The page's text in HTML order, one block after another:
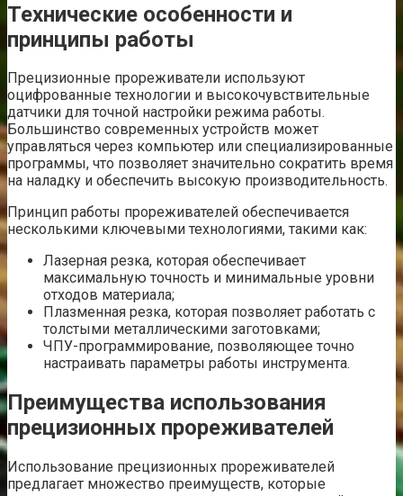
Технические особенности и
принципы работы
Прецизионные прореживатели используют
оцифрованные технологии и высокочувствительные
датчики для точной настройки режима работы.
Большинство современных устройств может
управляться через компьютер или специализированные
программы, что позволяет значительно сократить время
на наладку и обеспечить высокую производительность.
Принцип работы прореживателей обеспечивается
несколькими ключевыми технологиями, такими как:
Лазерная резка, которая обеспечивает
максимальную точность и минимальные уровни
отходов материала;
Плазменная резка, которая позволяет работать с
толстыми металлическими заготовками;
ЧПУ-программирование, позволяющее точно
настраивать параметры работы инструмента.
Преимущества использования
прецизионных прореживателей
Использование прецизионных прореживателей
предлагает множество преимуществ, которые